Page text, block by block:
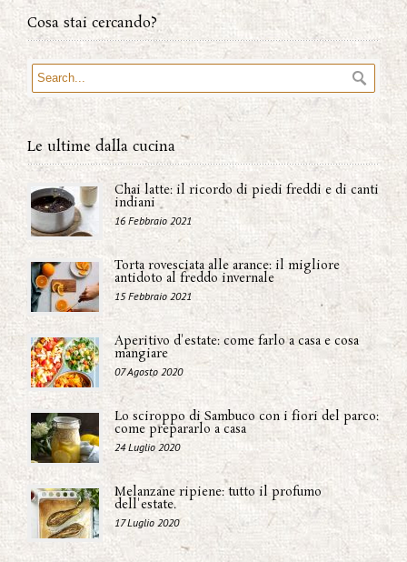
Cosa stai cercando?
Le ultime dalla cucina
Chai latte: il ricordo di piedi freddi e di canti
indiani
16 Febbraio 2021
Torta rovesciata alle arance: il migliore
antidoto al freddo invernale
15 Febbraio 2021
Aperitivo d'estate: come farlo a casa e cosa
mangiare
07 Agosto 2020
Lo sciroppo di Sambuco con i fiori del parco:
come prepararlo a casa
24 Luglio 2020
Melanzane ripiene: tutto il profumo
dell'estate.
17 Luglio 2020